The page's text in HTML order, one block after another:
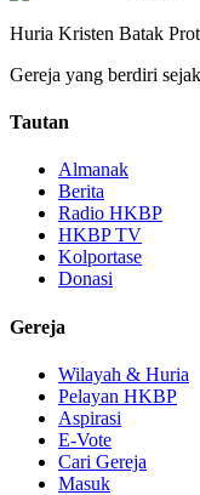
Huria Kristen Batak
Gereja yang berdiri
Tautan
Almanak
Berita
Radio HKBP
HKBP TV
Kolportase
Donasi
Gereja
Wilayah & Huria
Pelayan HKBP
Aspirasi
E-Vote
Cari Gereja
Masuk